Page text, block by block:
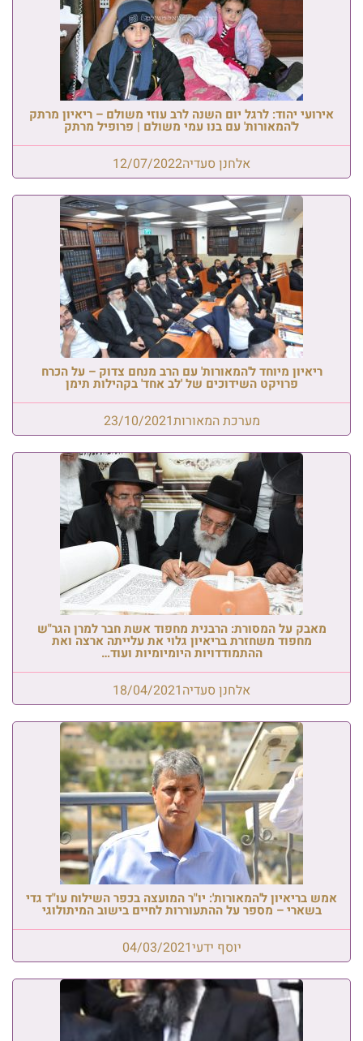
אירועי יהוד: לרגל יום השנה לרב עוזי משולם – ריאיון מרתק
ל'המאורות' עם בנו עמי משולם | פרופיל מרתק
אלחנן סעדיה12/07/2022
ריאיון מיוחד ל'המאורות' עם הרב מנחם צדוק – על הכרח
פרויקט השידוכים של 'לב אחד' בקהילות תימן
מערכת המאורות23/10/2021
מאבק על המסורת: הרבנית מחפוד אשת חבר למרן הגר"ש
מחפוד משחזרת בריאיון גלוי את עלייתה ארצה ואת
ההתמודדויות היומיומיות ועוד…
אלחנן סעדיה18/04/2021
אמש בריאיון ל'המאורות': יו"ר המועצה בכפר השילוח עו"ד גדי
בשארי – מספר על ההתעוררות לחיים בישוב המיתולוגי
יוסף ידעי04/03/2021